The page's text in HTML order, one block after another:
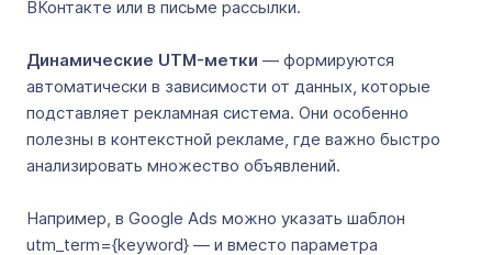
ВКонтакте или в письме рассылки.
Динамические UTM-метки — формируются
автоматически в зависимости от данных, которые
подставляет рекламная система. Они особенно
полезны в контекстной рекламе, где важно быстро
анализировать множество объявлений.
Например, в Google Ads можно указать шаблон
utm_term={keyword} — и вместо параметра